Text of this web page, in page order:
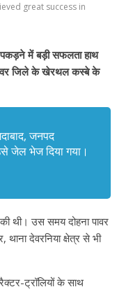
great success in
में बड़ी सफलता हाथ
जिले के खेरथल कस्बे के
जनपद
जेल भेज दिया गया।
थी। उस समय दोहना पावर
देवरनिया क्षेत्र से भी
ट्रॉलियों के साथ